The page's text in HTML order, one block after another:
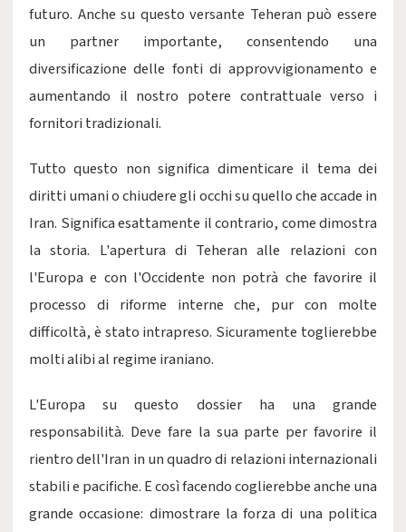
futuro. Anche su questo versante Teheran può essere
un partner importante, consentendo una
diversificazione delle fonti di approvvigionamento e
aumentando il nostro potere contrattuale verso i
fornitori tradizionali.
Tutto questo non significa dimenticare il tema dei
diritti umani o chiudere gli occhi su quello che accade in
Iran. Significa esattamente il contrario, come dimostra
la storia. L'apertura di Teheran alle relazioni con
l'Europa e con l'Occidente non potrà che favorire il
processo di riforme interne che, pur con molte
difficoltà, è stato intrapreso. Sicuramente toglierebbe
molti alibi al regime iraniano.
L'Europa su questo dossier ha una grande
responsabilità. Deve fare la sua parte per favorire il
rientro dell'Iran in un quadro di relazioni internazionali
stabili e pacifiche. E così facendo coglierebbe anche una
grande occasione: dimostrare la forza di una politica